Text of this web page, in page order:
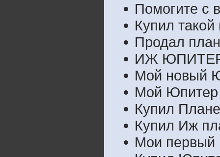
Помогите с
Купил
Продал
ИЖ ЮПИТЕР
Мой новый
Мой Юпитер
Купил
Купил Иж
Мои первый